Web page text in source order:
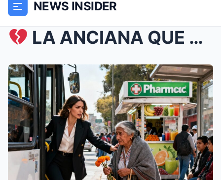
NEWS INSIDER
LA ANCIANA QUE EMPUJÉ EN EL METRO RESULTÓ SER MI...